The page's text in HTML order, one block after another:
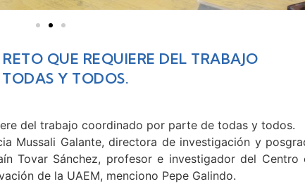
QUE REQUIERE DEL TRABAJO
Y TODOS.
del trabajo coordinado por parte de todas y todos.
Mussali Galante, directora de investigación y
Tovar Sánchez, profesor e investigador del Centro
de la UAEM, menciono Pepe Galindo.